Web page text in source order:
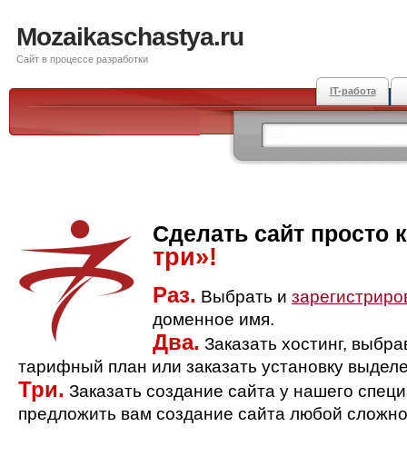
Mozaikaschastya.ru
Сайт в процессе разработки
IT-работа
Сделать сайт просто
три»!
Раз. Выбрать и
доменное имя.
Два. Заказать хостинг,
тарифный план или заказать установку
Три. Заказать создание сайта у нашего
предложить вам создание сайта любой